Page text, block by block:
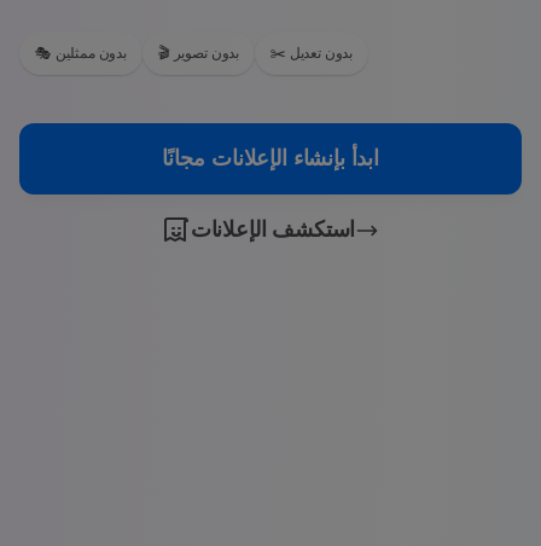
🎭 بدون ممثلين 🎬 بدون تصوير ✂️ بدون تعديل
ابدأ بإنشاء الإعلانات مجانًا
استكشف الإعلانات